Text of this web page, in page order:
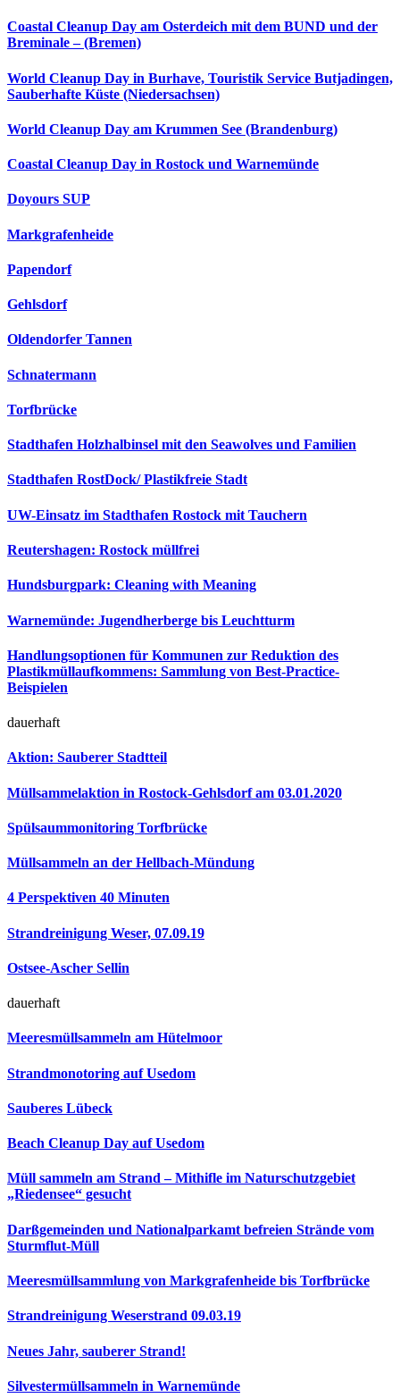
Coastal Cleanup Day am Osterdeich mit dem BUND und der
Breminale – (Bremen)
World Cleanup Day in Burhave, Touristik Service Butjadingen,
Sauberhafte Küste (Niedersachsen)
World Cleanup Day am Krummen See (Brandenburg)
Coastal Cleanup Day in Rostock und Warnemünde
Doyours SUP
Markgrafenheide
Papendorf
Gehlsdorf
Oldendorfer Tannen
Schnatermann
Torfbrücke
Stadthafen Holzhalbinsel mit den Seawolves und Familien
Stadthafen RostDock/ Plastikfreie Stadt
UW-Einsatz im Stadthafen Rostock mit Tauchern
Reutershagen: Rostock müllfrei
Hundsburgpark: Cleaning with Meaning
Warnemünde: Jugendherberge bis Leuchtturm
Handlungsoptionen für Kommunen zur Reduktion des
Plastikmüllaufkommens: Sammlung von Best-Practice-
Beispielen
dauerhaft
Aktion: Sauberer Stadtteil
Müllsammelaktion in Rostock-Gehlsdorf am 03.01.2020
Spülsaummonitoring Torfbrücke
Müllsammeln an der Hellbach-Mündung
4 Perspektiven 40 Minuten
Strandreinigung Weser, 07.09.19
Ostsee-Ascher Sellin
dauerhaft
Meeresmüllsammeln am Hütelmoor
Strandmonotoring auf Usedom
Sauberes Lübeck
Beach Cleanup Day auf Usedom
Müll sammeln am Strand – Mithifle im Naturschutzgebiet
„Riedensee“ gesucht
Darßgemeinden und Nationalparkamt befreien Strände vom
Sturmflut-Müll
Meeresmüllsammlung von Markgrafenheide bis Torfbrücke
Strandreinigung Weserstrand 09.03.19
Neues Jahr, sauberer Strand!
Silvestermüllsammeln in Warnemünde